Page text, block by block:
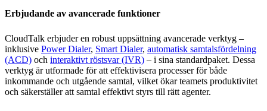
Erbjudande av avancerade funktioner
CloudTalk erbjuder en robust uppsättning avancerade verktyg –
inklusive Power Dialer, Smart Dialer, automatisk samtalsfördelning
(ACD) och interaktivt röstsvar (IVR) – i sina standardpaket. Dessa
verktyg är utformade för att effektivisera processer för både
inkommande och utgående samtal, vilket ökar teamets produktivitet
och säkerställer att samtal effektivt styrs till rätt agenter.